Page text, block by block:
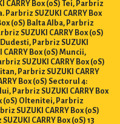
CARRY Box (0S) Tei, Parbriz
Parbriz SUZUKI CARRY Box
(0S) Balta Alba, Parbriz
SUZUKI CARRY Box (0S)
Parbriz SUZUKI
CARRY Box (0S) Muncii,
SUZUKI CARRY Box (0S)
Parbriz SUZUKI CARRY
Box (0S) Sectorul 4:
Parbriz SUZUKI CARRY Box
(0S) Oltenitei, Parbriz
SUZUKI CARRY Box (0S)
CARRY Box (0S) 13